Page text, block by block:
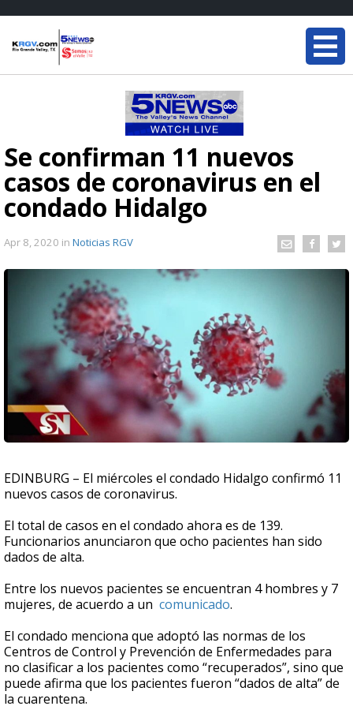
Se confirman 11 nuevos
casos de coronavirus en el
condado Hidalgo
Apr 8, 2020 in Noticias RGV
EDINBURG – El miércoles el condado Hidalgo confirmó 11
nuevos casos de coronavirus.
El total de casos en el condado ahora es de 139.
Funcionarios anunciaron que ocho pacientes han sido
dados de alta.
Entre los nuevos pacientes se encuentran 4 hombres y 7
mujeres, de acuerdo a un comunicado.
El condado menciona que adoptó las normas de los
Centros de Control y Prevención de Enfermedades para
no clasificar a los pacientes como “recuperados”, sino que
puede afirma que los pacientes fueron “dados de alta” de
la cuarentena.